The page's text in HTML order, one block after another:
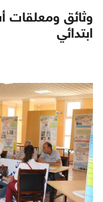
وثائق ومعلقات
ابتدائي